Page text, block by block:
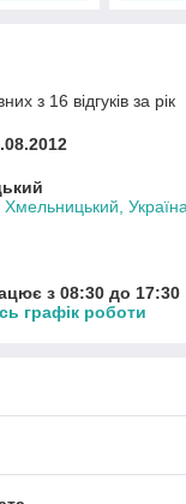
з 16 відгуків за рік
Хмельницький, Україна
з 08:30 до 17:30
графік роботи